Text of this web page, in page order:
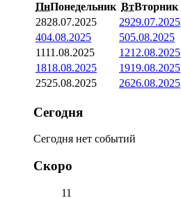
ПнПонедельник ВтВторник
2828.07.2025 2929.07.2025
404.08.2025 505.08.2025
1111.08.2025 1212.08.2025
1818.08.2025 1919.08.2025
2525.08.2025 2626.08.2025
Сегодня
Сегодня нет событий
Скоро
11